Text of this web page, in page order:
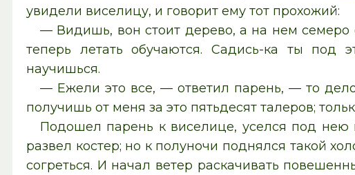
увидели виселицу, и говорит ему тот прохожий:
— Видишь, вон стоит дерево, а на нем семеро
теперь летать обучаются. Садись-ка ты
научишься.
— Ежели это все, — ответил парень, — то дело
получишь от меня за это пятьдесят талеров;
Подошел парень к виселице, уселся под нею
развел костер; но к полуночи поднялся такой
согреться. И начал ветер раскачивать